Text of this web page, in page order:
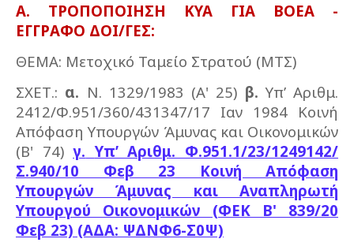
Α. ΤΡΟΠΟΠΟΙΗΣΗ ΚΥΑ ΓΙΑ ΒΟΕΑ -
ΕΓΓΡΑΦΟ ΔΟΙ/ΓΕΣ:
ΘΕΜΑ: Μετοχικό Ταμείο Στρατού (ΜΤΣ)
ΣΧΕΤ.: α. Ν. 1329/1983 (Α' 25) β. Υπ’ Αριθμ.
2412/Φ.951/360/431347/17 Ιαν 1984 Κοινή
Απόφαση Υπουργών Άμυνας και Οικονομικών
(Β' 74)γ. Υπ’ Αριθμ. Φ.951.1/23/1249142/
Σ.940/10 Φεβ 23 Κοινή Απόφαση
Υπουργών Άμυνας και Αναπληρωτή
Υπουργού Οικονομικών (ΦΕΚ Β' 839/20
Φεβ 23) (ΑΔΑ: ΨΔΝΦ6-Σ0Ψ)